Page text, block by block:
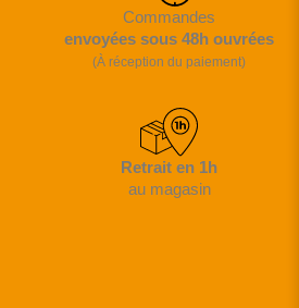
Commandes
envoyées sous 48h ouvrées
(À réception du paiement)
Retrait en 1h
au magasin